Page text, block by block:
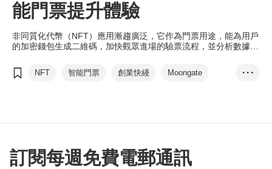
能門票提升體驗
非同質化代幣（NFT）應用漸趨廣泛，它作為門票用途，能為用戶
的加密錢包生成二維碼，加快觀眾進場的驗票流程，並分析數據，
NFT 智能門票 創業快綫
Moongate
• • •
訂閱每週免費電郵通訊